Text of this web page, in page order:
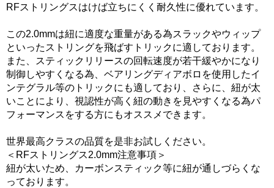
RFストリングスはけば立ちにくく耐久性に優れています。
この2.0mmは紐に適度な重量がある為スラックやウィップ
といったストリングを飛ばすトリックに適しております。
また、スティックリリースの回転速度が若干緩やかになり
制御しやすくなる為、ベアリングディアボロを使用したイ
ンテグラル等のトリックにも適しており、さらに、紐が太
いことにより、視認性が高く紐の動きを見やすくなる為パ
フォーマンスをする方にもオススメできます。
世界最高クラスの品質を是非お試しください。
＜RFストリングス2.0mm注意事項＞
紐が太いため、カーボンスティック等に紐が通しづらくな
っております。